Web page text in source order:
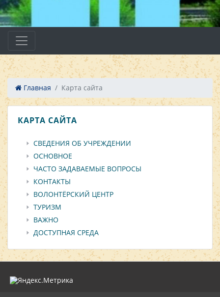
Главная Карта сайта
КАРТА САЙТА
СВЕДЕНИЯ ОБ УЧРЕЖДЕНИИ
ОСНОВНОЕ
ЧАСТО ЗАДАВАЕМЫЕ ВОПРОСЫ
КОНТАКТЫ
ВОЛОНТЁРСКИЙ ЦЕНТР
ТУРИЗМ
ВАЖНО
ДОСТУПНАЯ СРЕДА